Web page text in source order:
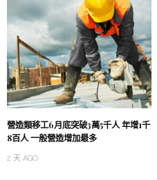
營造類移工6月底突破3萬5千人 年增1千
8百人 一般營造增加最多
2 天 AGO